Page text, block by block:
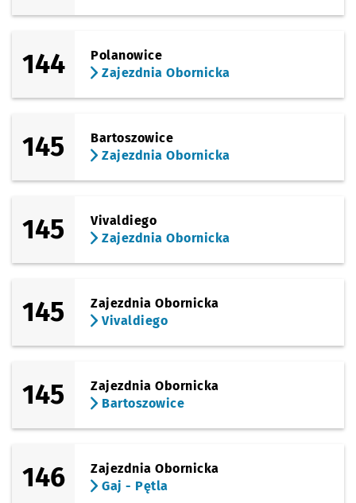
144
Polanowice
Zajezdnia Obornicka
145
Bartoszowice
Zajezdnia Obornicka
145
Vivaldiego
Zajezdnia Obornicka
145
Zajezdnia Obornicka
Vivaldiego
145
Zajezdnia Obornicka
Bartoszowice
146
Zajezdnia Obornicka
Gaj - Pętla